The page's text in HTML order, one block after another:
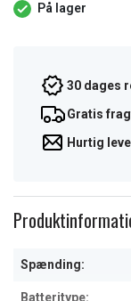
På lager
30 dages
Gratis
Hurtig
Spænding:
Batteritype: